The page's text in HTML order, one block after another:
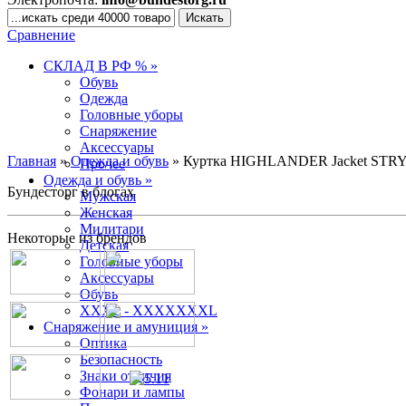
Сравнение
СКЛАД В РФ % »
Обувь
Одежда
Головные уборы
Снаряжение
Аксессуары
Прочее
Одежда и обувь »
Мужская
Женская
Милитари
Детская
Головные уборы
Аксессуары
Обувь
XXXL - XXXXXXXL
Снаряжение и амуниция »
Оптика
Безопасность
Знаки отличия
Фонари и лампы
Главная »Одежда и обувь » Куртка HIGHLANDER Jacket
Бундесторг в блогах
Некоторые из брендов